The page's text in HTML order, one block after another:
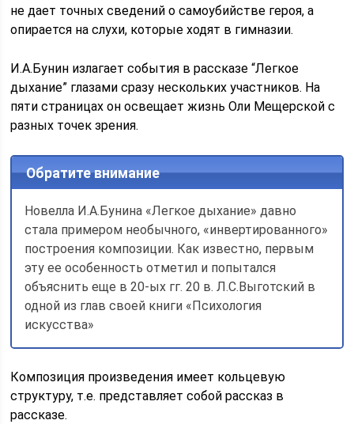
не дает точных сведений о самоубийстве героя, а
опирается на слухи, которые ходят в гимназии.
И.А.Бунин излагает события в рассказе “Легкое
дыхание” глазами сразу нескольких участников. На
пяти страницах он освещает жизнь Оли Мещерской с
разных точек зрения.
Обратите внимание
Новелла И.А.Бунина «Легкое дыхание» давно
стала примером необычного, «инвертированного»
построения композиции. Как известно, первым
эту ее особенность отметил и попытался
объяснить еще в 20-ых гг. 20 в. Л.С.Выготский в
одной из глав своей книги «Психология
искусства»
Композиция произведения имеет кольцевую
структуру, т.е. представляет собой рассказ в
рассказе.